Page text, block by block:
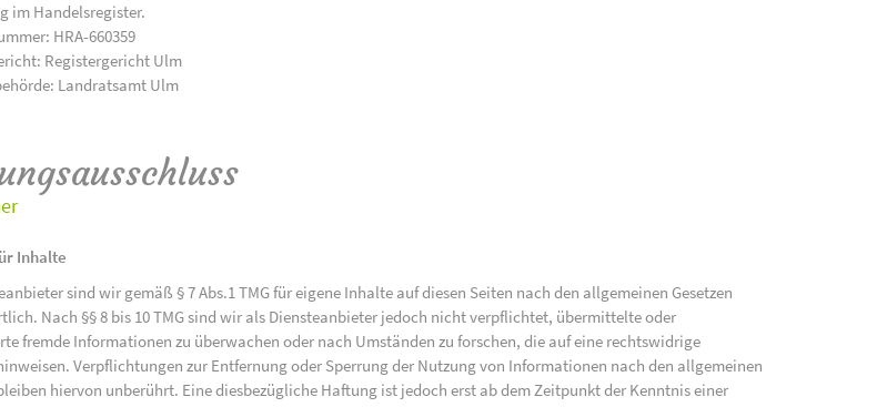
im Handelsregister.
HRA-660359
Registergericht Ulm
Landratsamt Ulm
Inhalte
sind wir gemäß § 7 Abs.1 TMG für eigene Inhalte auf diesen Seiten nach den allgemeinen Gesetzen
Nach §§ 8 bis 10 TMG sind wir als Diensteanbieter jedoch nicht verpflichtet, übermittelte oder
fremde Informationen zu überwachen oder nach Umständen zu forschen, die auf eine rechtswidrige
Verpflichtungen zur Entfernung oder Sperrung der Nutzung von Informationen nach den allgemeinen
hiervon unberührt. Eine diesbezügliche Haftung ist jedoch erst ab dem Zeitpunkt der Kenntnis einer